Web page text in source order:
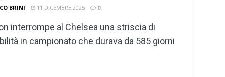
BRINI 11 DICEMBRE 2025 0
interrompe al Chelsea una striscia di
in campionato che durava da 585 giorni